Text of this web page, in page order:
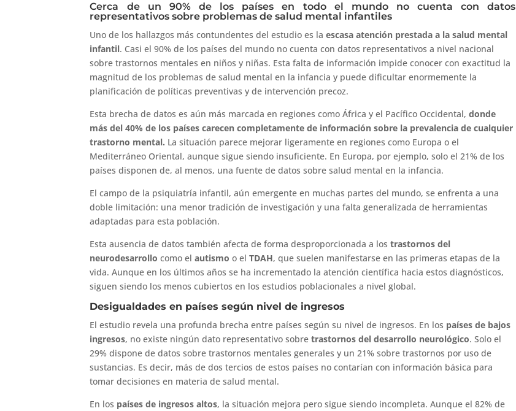
Cerca de un 90% de los países en todo el mundo no cuenta con datos
representativos sobre problemas de salud mental infantiles
Uno de los hallazgos más contundentes del estudio es laescasa atención prestada a la salud mental
infantil. Casi el 90% de los países del mundo no cuenta con datos representativos a nivel nacional
sobre trastornos mentales en niños y niñas. Esta falta de información impide conocer con exactitud la
magnitud de los problemas de salud mental en la infancia y puede dificultar enormemente la
planificación de políticas preventivas y de intervención precoz.
Esta brecha de datos es aún más marcada en regiones como África y el Pacífico Occidental,donde
más del 40% de los países carecen completamente de información sobre la prevalencia de cualquier
trastorno mental. La situación parece mejorar ligeramente en regiones como Europa o el
Mediterráneo Oriental, aunque sigue siendo insuficiente. En Europa, por ejemplo, solo el 21% de los
países disponen de, al menos, una fuente de datos sobre salud mental en la infancia.
El campo de la psiquiatría infantil, aún emergente en muchas partes del mundo, se enfrenta a una
doble limitación: una menor tradición de investigación y una falta generalizada de herramientas
adaptadas para esta población.
Esta ausencia de datos también afecta de forma desproporcionada a lostrastornos del
neurodesarrollo como elautismo o elTDAH, que suelen manifestarse en las primeras etapas de la
vida. Aunque en los últimos años se ha incrementado la atención científica hacia estos diagnósticos,
siguen siendo los menos cubiertos en los estudios poblacionales a nivel global.
Desigualdades en países según nivel de ingresos
El estudio revela una profunda brecha entre países según su nivel de ingresos. En los países de bajos
ingresos, no existe ningún dato representativo sobretrastornos del desarrollo neurológico. Solo el
29% dispone de datos sobre trastornos mentales generales y un 21% sobre trastornos por uso de
sustancias. Es decir, más de dos tercios de estos países no contarían con información básica para
tomar decisiones en materia de salud mental.
En los países de ingresos altos, la situación mejora pero sigue siendo incompleta. Aunque el 82% de